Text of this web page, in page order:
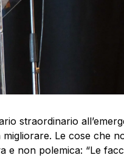
straordinario
Le cose che
e non polemica: “Le